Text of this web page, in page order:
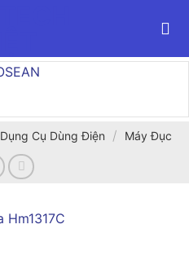
Dụng Cụ Dùng Điện / Máy Đục